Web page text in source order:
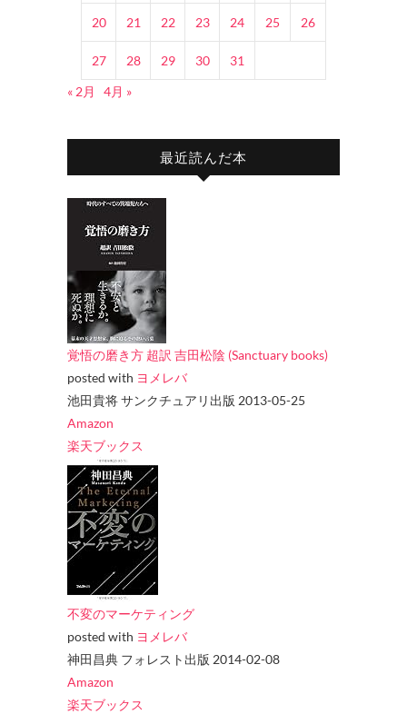
20 21 22 23 24 25 26
27 28 29 30
31
« 2月
4月 »
最近読んだ本
覚悟の磨き方 超訳 吉田松陰 (Sanctuary books)
posted with ヨメレバ
池田貴将 サンクチュアリ出版 2013-05-25
Amazon
楽天ブックス
不変のマーケティング
posted with ヨメレバ
神田昌典 フォレスト出版 2014-02-08
Amazon
楽天ブックス